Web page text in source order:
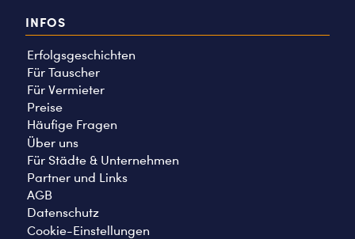
INFOS
Erfolgsgeschichten
Für Tauscher
Für Vermieter
Preise
Häufige Fragen
Über uns
Für Städte & Unternehmen
Partner und Links
AGB
Datenschutz
Cookie-Einstellungen